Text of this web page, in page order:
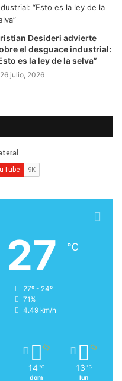
Desideri advierte
el desguace industrial:
es la ley de la selva”
26 julio, 2026
27 ℃
27º - 24º
71%
4.49 km/h
14 ℃
dom
13 ℃
lun